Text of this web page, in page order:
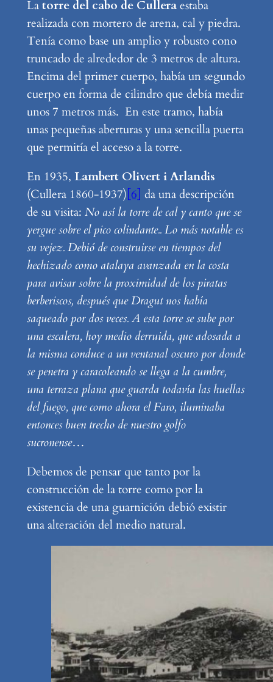
Latorre del cabo de Culleraestaba
realizada con mortero de arena, cal y piedra.
Tenía como base un amplio y robusto cono
truncado de alrededor de 3 metros de altura.
Encima del primer cuerpo, había un segundo
cuerpo en forma de cilindro que debía medir
unos 7 metros más. En este tramo, había
unas pequeñas aberturas y una sencilla puerta
que permitía el acceso a la torre.
En 1935, Lambert Olivert i Arlandis
(Cullera 1860-1937)[6] da una descripción
de su visita: No así la torre de cal y canto que se
yergue sobre el pico colindante.. Lo más notable es
su vejez. Debió de construirse en tiempos del
hechizado como atalaya avanzada en la costa
para avisar sobre la proximidad de los piratas
berberiscos, después que Dragut nos había
saqueado por dos veces. A esta torre se sube por
una escalera, hoy medio derruida, que adosada a
la misma conduce a un ventanal oscuro por donde
se penetra y caracoleando se llega a la cumbre,
una terraza plana que guarda todavía las huellas
del fuego, que como ahora el Faro, iluminaba
entonces buen trecho de nuestro golfo
sucronense…
Debemos de pensar que tanto por la
construcción de la torre como por la
existencia de una guarnición debió existir
una alteración del medio natural.